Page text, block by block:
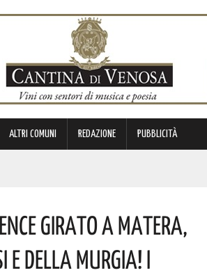
ALTRI COMUNI REDAZIONE PUBBLICITÀ
GRATUITOGirato A Matera,
Della Murgia! I